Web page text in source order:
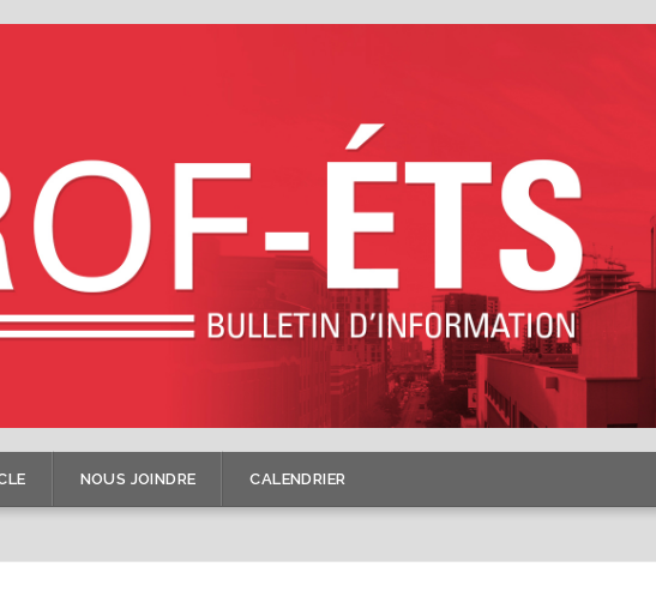
NOUS JOINDRE CALENDRIER